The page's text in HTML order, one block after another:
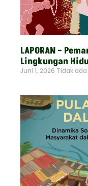
LAPORAN –
Lingkungan
Juni 1, 2026 Tidak